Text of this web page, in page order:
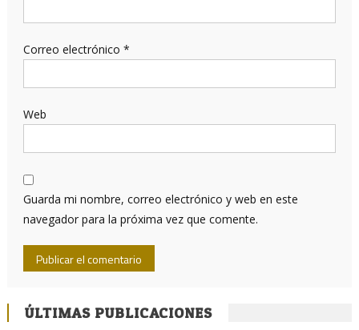
Correo electrónico *
Web
Guarda mi nombre, correo electrónico y web en este
navegador para la próxima vez que comente.
ÚLTIMAS PUBLICACIONES